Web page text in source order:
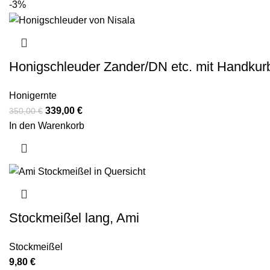
-3%
Honigschleuder Zander/DN etc. mit
Honigernte
350,00€ 339,00 €
In den Warenkorb
Stockmeißel lang, Ami
Stockmeißel
9,80 €